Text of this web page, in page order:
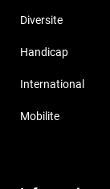
Diversite
Handicap
International
Mobilite